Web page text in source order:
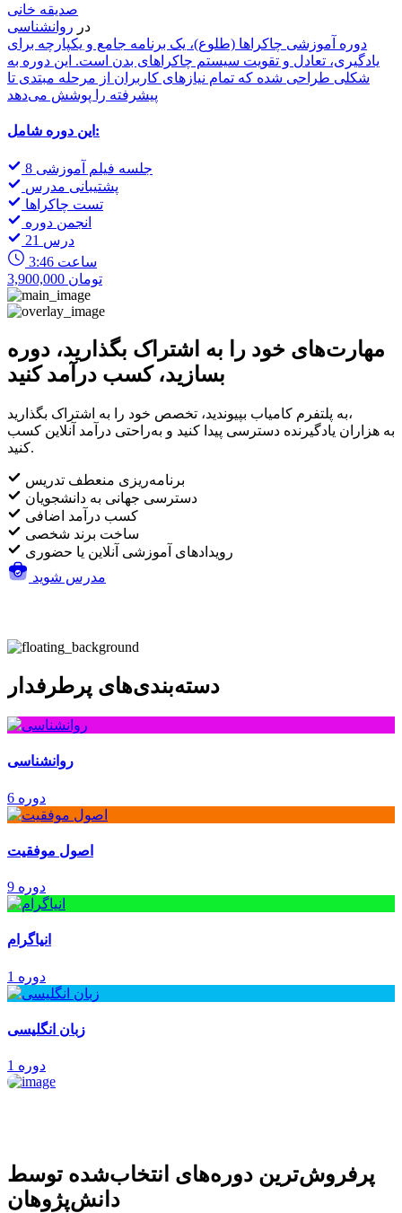
صدیقه خانی
در روانشناسی
دوره آموزشی چاکراها (طلوع)، یک برنامه جامع و یکپارچه برای
یادگیری، تعادل و تقویت سیستم چاکراهای بدن است. این دوره به
شکلی طراحی شده که تمام نیازهای کاربران از مرحله مبتدی تا
پیشرفته را پوشش می‌دهد
این دوره شامل:
8 جلسه فیلم آموزشی
پشتیبانی مدرس
تست چاکراها
انجمن دوره
21 درس
3:46 ساعت
3,900,000 تومان
مهارت‌های خود را به اشتراک بگذارید، دوره
بسازید، کسب درآمد کنید
به پلتفرم کامیاب بپیوندید، تخصص خود را به اشتراک بگذارید،
به هزاران یادگیرنده دسترسی پیدا کنید و به‌راحتی درآمد آنلاین کسب
کنید.
برنامه‌ریزی منعطف تدریس
دسترسی جهانی به دانشجویان
کسب درآمد اضافی
ساخت برند شخصی
رویدادهای آموزشی آنلاین یا حضوری
مدرس شوید
دسته‌بندی‌های پرطرفدار
روانشناسی
6 دوره
اصول موفقیت
9 دوره
انیاگرام
1 دوره
زبان انگلیسی
1 دوره
پرفروش‌ترین‌ دوره‌های انتخاب‌شده توسط
دانش‌پژوهان